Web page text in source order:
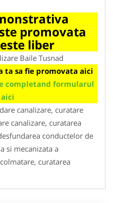
promovata
liber
Baile Tusnad
ta sa fie promovata aici
completand formularul
canalizare, curatare
canalizare, curatarea
conductelor de
si mecanizata a
curatarea